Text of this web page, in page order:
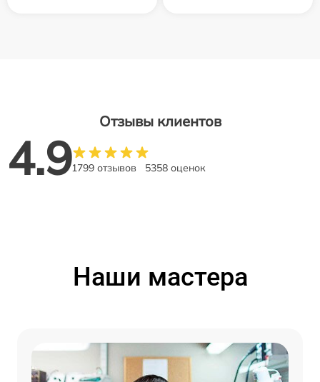
Отзывы клиентов
4.91799 отзывов 5358 оценок
Наши мастера